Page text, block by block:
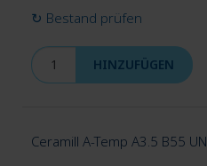
↻ Bestand prüfen
HINZUFÜGEN
Ceramill A-Temp A3.5 B55 UN